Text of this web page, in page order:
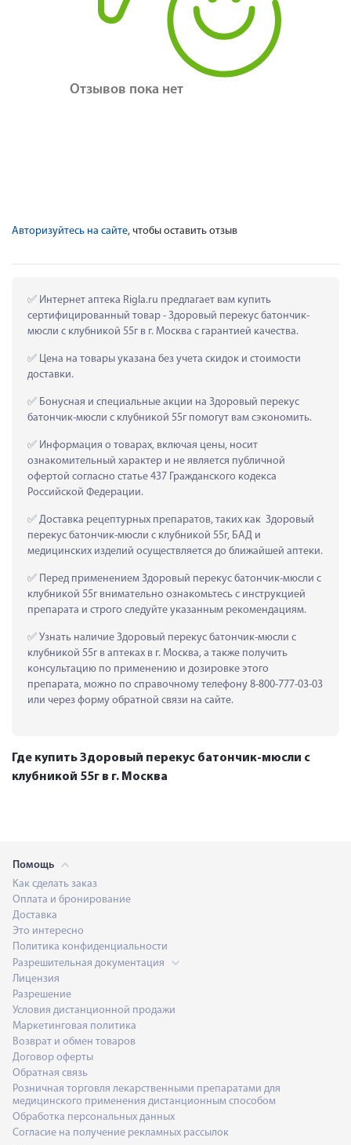
Отзывов пока нет
Авторизуйтесь на сайте, чтобы оставить отзыв
Интернет аптека Rigla.ru предлагает вам купить
сертифицированный товар - Здоровый перекус батончик-
мюсли с клубникой 55г в г. Москва с гарантией качества.
Цена на товары указана без учета скидок и стоимости
доставки.
Бонусная и специальные акции на Здоровый перекус
батончик-мюсли с клубникой 55г помогут вам сэкономить.
Информация о товарах, включая цены, носит
ознакомительный характер и не является публичной
офертой согласно статье 437 Гражданского кодекса
Российской Федерации.
Доставка рецептурных препаратов, таких как  Здоровый
перекус батончик-мюсли с клубникой 55г, БАД и
медицинских изделий осуществляется до ближайшей аптеки.
Перед применением Здоровый перекус батончик-мюсли с
клубникой 55г внимательно ознакомьтесь с инструкцией
препарата и строго следуйте указанным рекомендациям.
Узнать наличие Здоровый перекус батончик-мюсли с
клубникой 55г в аптеках в г. Москва, а также получить
консультацию по применению и дозировке этого
препарата, можно по справочному телефону 8-800-777-03-03
или через форму обратной связи на сайте.
Где купить Здоровый перекус батончик-мюсли с
клубникой 55г в г. Москва
Помощь
Как сделать заказ
Оплата и бронирование
Доставка
Это интересно
Политика конфиденциальности
Разрешительная документация
Лицензия
Разрешение
Условия дистанционной продажи
Маркетинговая политика
Возврат и обмен товаров
Договор оферты
Обратная связь
Розничная торговля лекарственными препаратами для
медицинского применения дистанционным способом
Обработка персональных данных
Согласие на получение рекламных рассылок